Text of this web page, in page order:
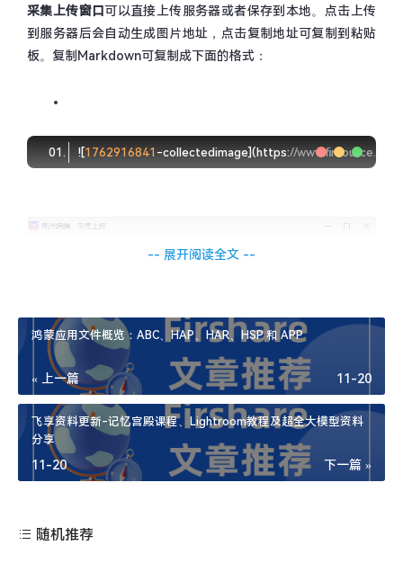
采集上传窗口 可以直接上传服务器或者保存到本地。点击上传
到服务器后会自动生成图片地址，点击复制地址可复制到粘贴
板。复制Markdown可复制成下面的格式：
![1762916841 -collectedimage](https://www.firsource.cn/
-- 展开阅读全文 --
鸿蒙应用文件概览：ABC、HAP、HAR、HSP 和 APP
« 上一篇 11-20
飞享资料更新-记忆宫殿课程、Lightroom教程及超全大模型资料
分享
下一篇 »
11-20
随机推荐